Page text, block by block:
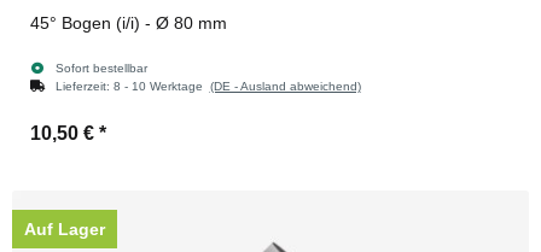
45° Bogen (i/i) - Ø 80 mm
Sofort bestellbar
Lieferzeit: 8 - 10 Werktage (DE - Ausland abweichend)
10,50 € *
Auf Lager